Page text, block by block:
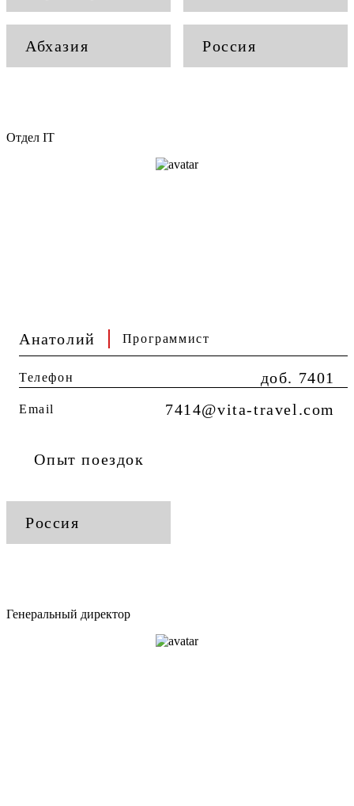
Абхазия Россия
Отдел IT
Анатолий Программист
Телефон доб. 7401
Email 7414@vita-travel.com
Опыт поездок
Россия
Генеральный директор